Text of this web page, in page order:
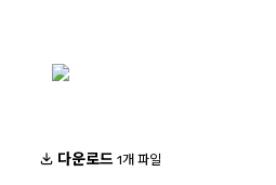
다운로드 1개 파일